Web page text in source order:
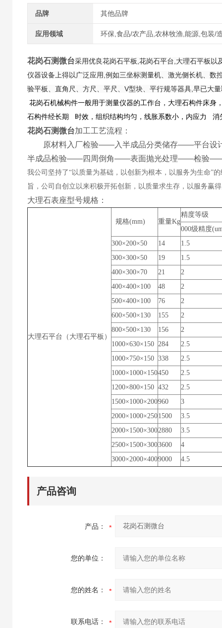
品牌 其他品牌
应用领域 环保,食品/农产品,农林牧渔,能源,包装/
花岗石测微台采用优良花岗石平板,花岗石平台,大理石平板
仪器设备上得以广泛应用,例如三坐标测量机、激光侧长机、
验平板、直角尺、方尺、平尺、V型块、平行规等器具,早已大
花岗石机械构件一般用于测量仪器的工作台，大理石构件床
石构件经长期 时效，组织结构均匀，线胀系数小，内应力 消
花岗石测微台加工工艺流程：
原材料入厂检验——入半成品分类储存——平台设
半成品检验——四周倒角——表面抛光处理——检验
我公司坚持了“以质量为基础，以创新为根本，以服务为生命”
旨，公司自创立以来积极开拓创新，以质量求生存，以服务赢
大理石表座型号规格：
大理石平台（大理石平板）
规格(mm) 重量Kg
精度等级
000级精度
300×200×50
14
1.5
300×300×50
19
1.5
400×300×70
21
2
400×400×100
48
2
500×400×100
76
2
600×500×130
155
2
800×500×130
156
2
1000×630×150 284
2.5
1000×750×150 338
2.5
1000×1000×150450
2.5
1200×800×150 432
2.5
1500×1000×200960
3
2000×1000×2501500
3.5
2000×1500×3002880
3.5
2500×1500×3003600
4
3000×2000×4009000 4.5
产品咨询
产品：
您的单位：
您的姓名：
联系电话：